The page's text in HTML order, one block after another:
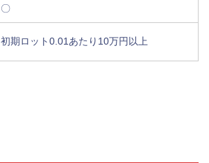
〇
初期ロット0.01あたり10万円以上